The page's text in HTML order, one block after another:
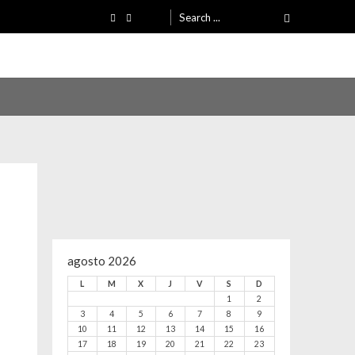
for:
agosto 2026
L M X J V S
D
1
2
3
4 5 6 7 8
9
10
11 12 13 14 15
16
17
18 19 20 21 22
23